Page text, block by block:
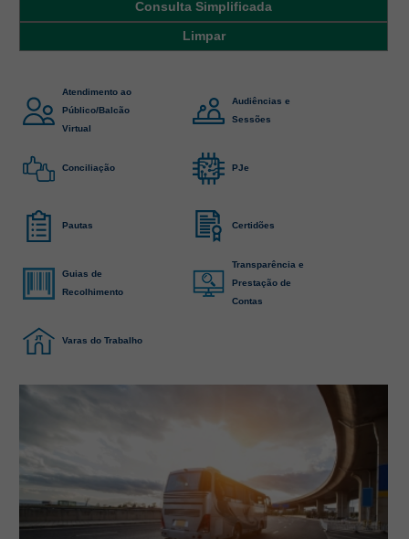
Notícias em destaque
Serviços e informações judiciais
Atendimento ao
Público/Balcão
Virtual
Audiências e
Sessões
Conciliação PJe
Pautas Certidões
Guias de
Recolhimento
Transparência e
Prestação de
Contas
Varas do Trabalho